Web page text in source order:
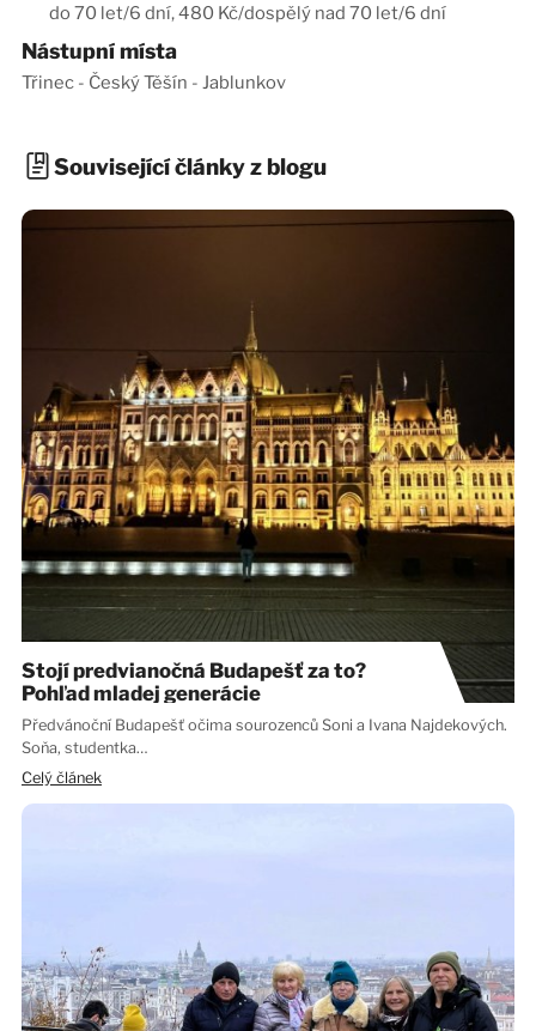
do 70 let/6 dní, 480 Kč/dospělý nad 70 let/6 dní
Nástupní místa
Třinec - Český Těšín - Jablunkov
Související články z blogu
Stojí predvianočná Budapešť za to?
Pohľad mladej generácie
Předvánoční Budapešť očima sourozenců Soni a Ivana Najdekových.
Soňa, studentka…
Celý článek